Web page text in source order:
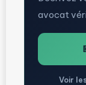
avocat
Voir